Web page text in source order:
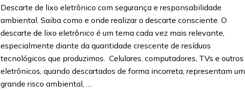
Descarte de lixo eletrônico com segurança e responsabilidade
ambiental. Saiba como e onde realizar o descarte consciente. O
descarte de lixo eletrônico é um tema cada vez mais relevante,
especialmente diante da quantidade crescente de resíduos
tecnológicos que produzimos. Celulares, computadores, TVs e outros
eletrônicos, quando descartados de forma incorreta, representam um
grande risco ambiental, …